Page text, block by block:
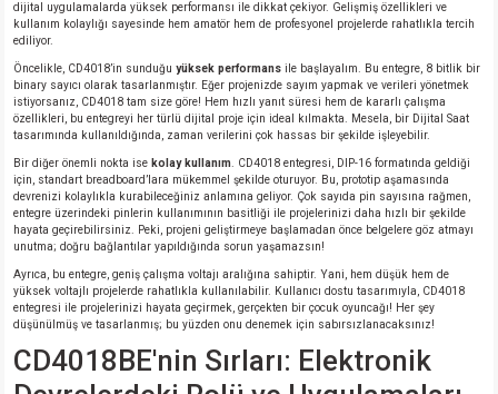
dijital uygulamalarda yüksek performansı ile dikkat çekiyor. Gelişmiş özellikleri ve
kullanım kolaylığı sayesinde hem amatör hem de profesyonel projelerde rahatlıkla tercih
ediliyor.
Öncelikle, CD4018’in sunduğu yüksek performans ile başlayalım. Bu entegre, 8 bitlik bir
binary sayıcı olarak tasarlanmıştır. Eğer projenizde sayım yapmak ve verileri yönetmek
istiyorsanız, CD4018 tam size göre! Hem hızlı yanıt süresi hem de kararlı çalışma
özellikleri, bu entegreyi her türlü dijital proje için ideal kılmakta. Mesela, bir Dijital Saat
tasarımında kullanıldığında, zaman verilerini çok hassas bir şekilde işleyebilir.
Bir diğer önemli nokta ise kolay kullanım . CD4018 entegresi, DIP-16 formatında geldiği
için, standart breadboard’lara mükemmel şekilde oturuyor. Bu, prototip aşamasında
devrenizi kolaylıkla kurabileceğiniz anlamına geliyor. Çok sayıda pin sayısına rağmen,
entegre üzerindeki pinlerin kullanımının basitliği ile projelerinizi daha hızlı bir şekilde
hayata geçirebilirsiniz. Peki, projeni geliştirmeye başlamadan önce belgelere göz atmayı
unutma; doğru bağlantılar yapıldığında sorun yaşamazsın!
Ayrıca, bu entegre, geniş çalışma voltajı aralığına sahiptir. Yani, hem düşük hem de
yüksek voltajlı projelerde rahatlıkla kullanılabilir. Kullanıcı dostu tasarımıyla, CD4018
entegresi ile projelerinizi hayata geçirmek, gerçekten bir çocuk oyuncağı! Her şey
düşünülmüş ve tasarlanmış; bu yüzden onu denemek için sabırsızlanacaksınız!
CD4018BE'nin Sırları: Elektronik